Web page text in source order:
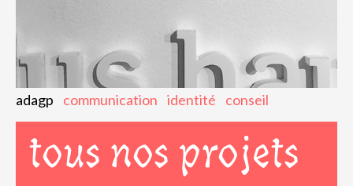
adagp communication identité conseil
tous nos projets